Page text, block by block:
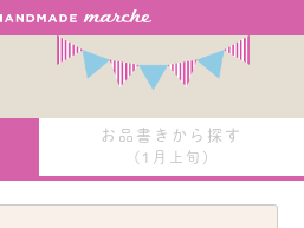
お品書きから探す
(1月上旬)